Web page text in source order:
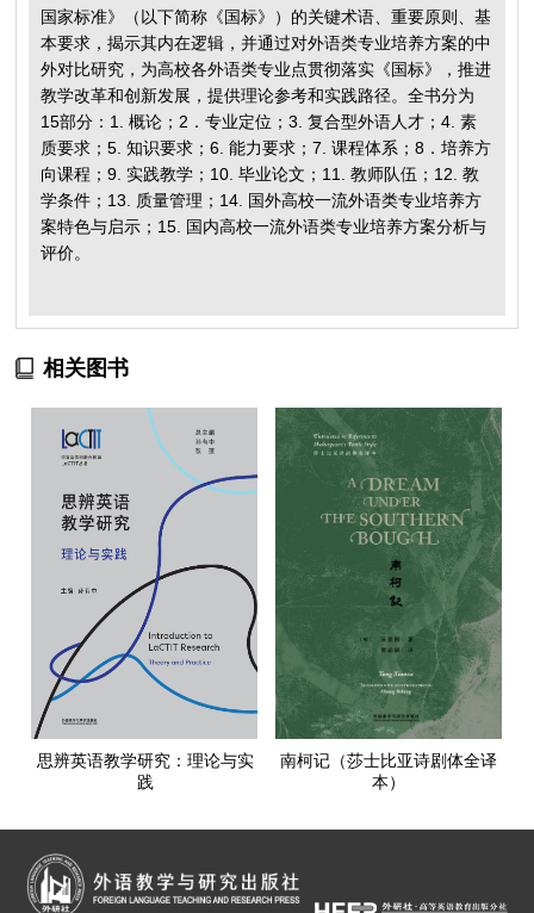
国家标准》（以下简称《国标》）的关键术语、重要原则、基
本要求，揭示其内在逻辑，并通过对外语类专业培养方案的中
外对比研究，为高校各外语类专业点贯彻落实《国标》，推进
教学改革和创新发展，提供理论参考和实践路径。全书分为
15部分：1. 概论；2．专业定位；3. 复合型外语人才；4. 素
质要求；5. 知识要求；6. 能力要求；7. 课程体系；8．培养方
向课程；9. 实践教学；10. 毕业论文；11. 教师队伍；12. 教
学条件；13. 质量管理；14. 国外高校一流外语类专业培养方
案特色与启示；15. 国内高校一流外语类专业培养方案分析与
评价。
相关图书
思辨英语教学研究：理论与实
践
南柯记（莎士比亚诗剧体全译
本）